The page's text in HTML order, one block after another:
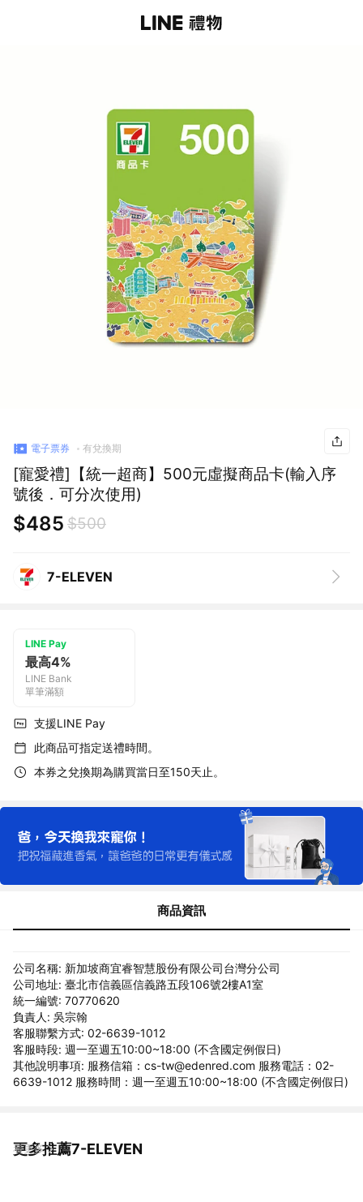
電子票券 有兌換期
[寵愛禮]【統一超商】500元虛擬商品卡(輸入序
號後．可分次使用)
$485 $500
7-ELEVEN
LINE Pay
最高4%
LINE Bank
單筆滿額
支援LINE Pay
此商品可指定送禮時間。
本券之兌換期為購買當日至150天止。
商品資訊
公司名稱: 新加坡商宜睿智慧股份有限公司台灣分公司
公司地址: 臺北市信義區信義路五段106號2樓A1室
統一編號: 70770620
負責人: 吳宗翰
客服聯繫方式: 02-6639-1012
客服時段: 週一至週五10:00~18:00 (不含國定例假日)
其他說明事項: 服務信箱：cs-tw@edenred.com 服務電話：02-
6639-1012 服務時間：週一至週五10:00~18:00 (不含國定例假日)
更多推薦7-ELEVEN
看更多